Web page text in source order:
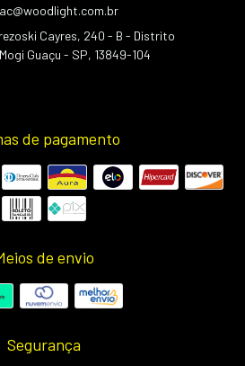
Cayres, 240 - B - Distrito
Guaçu - SP, 13849-104
de pagamento
de envio
Segurança